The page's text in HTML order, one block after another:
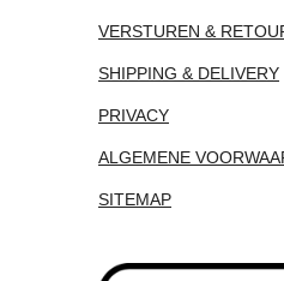
VERSTUREN &
SHIPPING & DELIVERY
PRIVACY
ALGEMENE
SITEMAP